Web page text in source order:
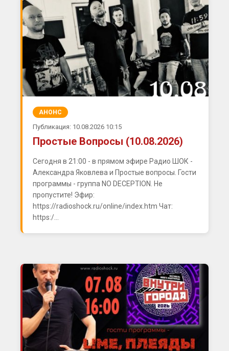
АНОНС
Публикация: 10.08.2026 10:15
Простые Вопросы (10.08.2026)
Сегодня в 21:00 - в прямом эфире Радио ШОК -
Александра Яковлева и Простые вопросы. Гости
программы - группа NO DECEPTION. Не
пропустите! Эфир:
https://radioshock.ru/online/index.htm Чат:
https:/...